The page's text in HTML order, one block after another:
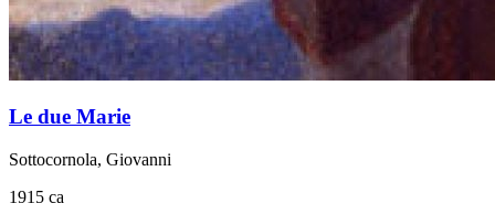
Le due Marie
Sottocornola, Giovanni
1915 ca